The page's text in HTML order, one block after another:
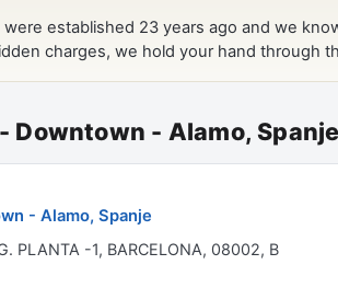
- Downtown - Alamo, Spanje
- Alamo, Spanje
PLANTA -1, BARCELONA, 08002, B